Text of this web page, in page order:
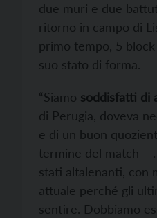
due muri e due
ritorno in campo di
primo tempo, 5
suo stato di forma.
“Siamo soddisfatti di
di Perugia, doveva
e di un buon
termine del match –
stati altalenanti, con
attuale perché gli
sentire. Dobbiamo